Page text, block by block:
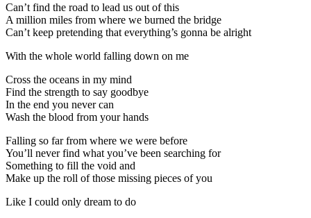
Can’t find the road to lead us out of this
A million miles from where we burned the bridge
Can’t keep pretending that everything’s gonna be alright
With the whole world falling down on me
Cross the oceans in my mind
Find the strength to say goodbye
In the end you never can
Wash the blood from your hands
Falling so far from where we were before
You’ll never find what you’ve been searching for
Something to fill the void and
Make up the roll of those missing pieces of you
Like I could only dream to do